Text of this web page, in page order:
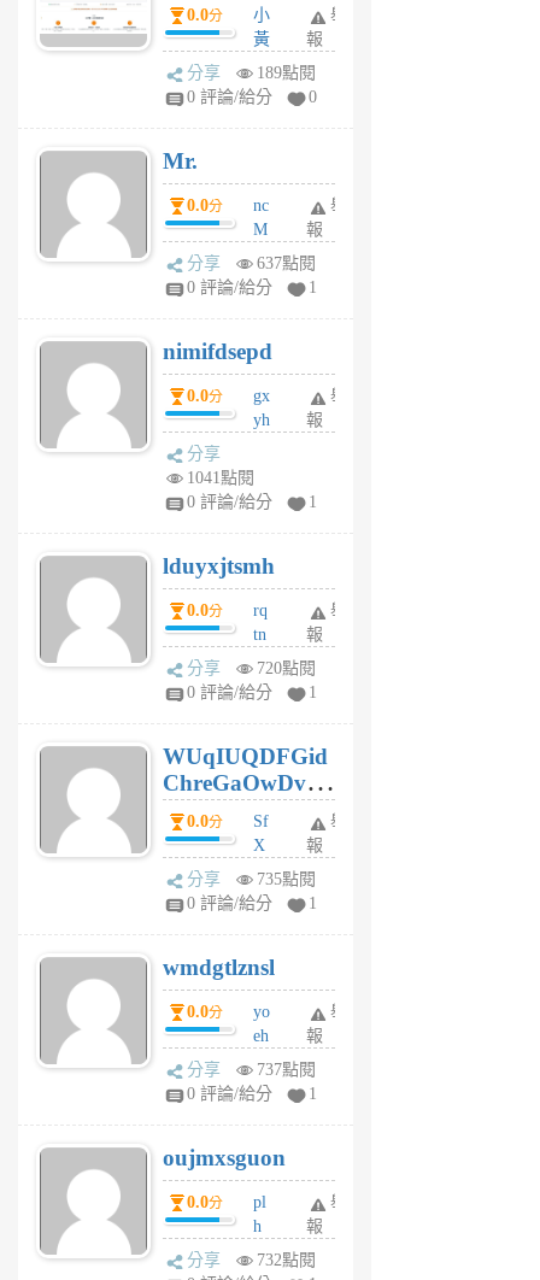
間貸款比較平台
體驗
0.0分
小
黃
蜂
1
舉
報
分享
189點閱
0 評論/給分
0
Mr.
0.0分
nc
M
U
F
U
5
個
月
舉
報
分享
637點閱
0 評論/給分
1
nimifdsepd
0.0分
gx
yh
jl
月
前
舉
報
分享
1041點閱
0 評論/給分
1
lduyxjtsmh
0.0分
rq
tn
jt
gl
個
月
前
舉
報
分享
720點閱
0 評論/給分
1
WUqIUQDFGid
ChreGaOwDv
dY0.0分
Sf
X
Pe
Jc
R
P
m
v
A
V
個
月
前
舉
報
分享
735點閱
0 評論/給分
1
wmdgtlznsl
0.0分
yo
eh
ld
gy
個
月
前
舉
報
分享
737點閱
0 評論/給分
1
oujmxsguon
0.0分
pl
h
wi
w
舉
報
分享
732點閱